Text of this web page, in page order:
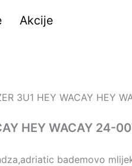
Akcije
3U1 HEY WACAY HEY
HEY WACAY 24-
bademovo